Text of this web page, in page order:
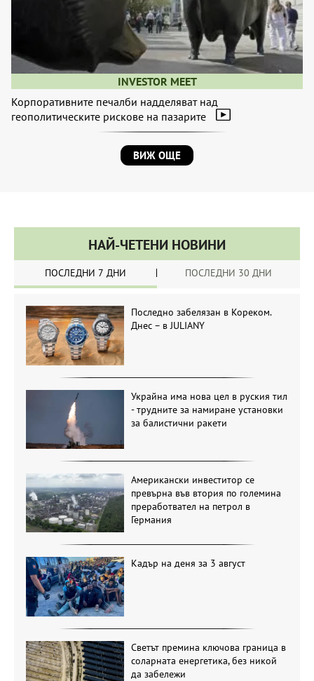
INVESTOR MEET
Корпоративните печалби надделяват над
геополитическите рискове на пазарите
ВИЖ ОЩЕ
НАЙ-ЧЕТЕНИ НОВИНИ
ПОСЛЕДНИ 7 ДНИ ПОСЛЕДНИ 30 ДНИ
Последно забелязан в Кореком.
Днес – в JULIANY
Украйна има нова цел в руския тил
- трудните за намиране установки
за балистични ракети
Американски инвеститор се
превърна във втория по големина
преработвател на петрол в
Германия
Кадър на деня за 3 август
Светът премина ключова граница в
соларната енергетика, без никой
да забележи